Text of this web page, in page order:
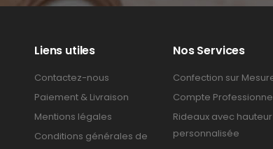
Liens utiles
Contactez-nous
Paiement & Livraison
Mentions légales
Conditions générales de
Nos Services
Confection sur
Compte
Rideaux avec hauteur
personnalisée